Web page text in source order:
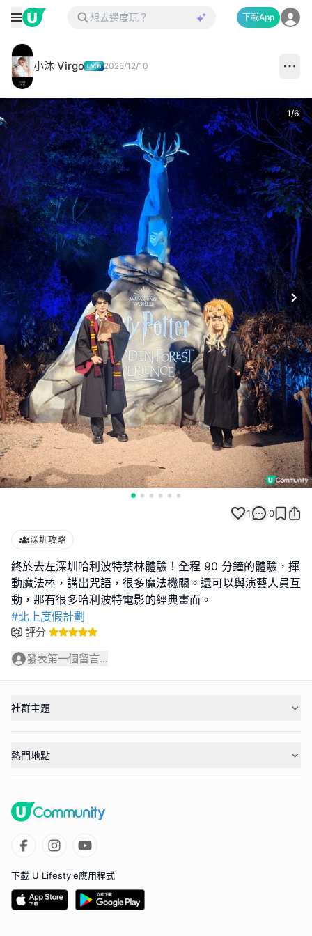
下載App
小沐 Virgo 2025/12/10
1/6
1 0
深圳攻略
終於去左深圳哈利波特禁林體驗！全程 90 分鐘的體驗，揮
動魔法棒，講出咒語，很多魔法機關。還可以與演藝人員互
#北上度假計劃
評分
發表第一個留言...
社群主題
熱門地點
下載 U Lifestyle應用程式